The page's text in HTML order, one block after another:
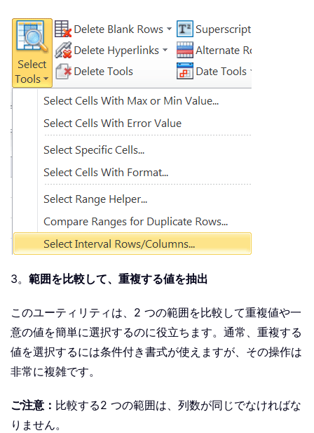
3。 範囲を比較して、重複する値を抽出
このユーティリティは、2 つの範囲を比較して重複値や一
意の値を簡単に選択するのに役立ちます。通常、重複する
値を選択するには条件付き書式が使えますが、その操作は
非常に複雑です。
ご注意： 比較する2 つの範囲は、列数が同じでなければな
りません。